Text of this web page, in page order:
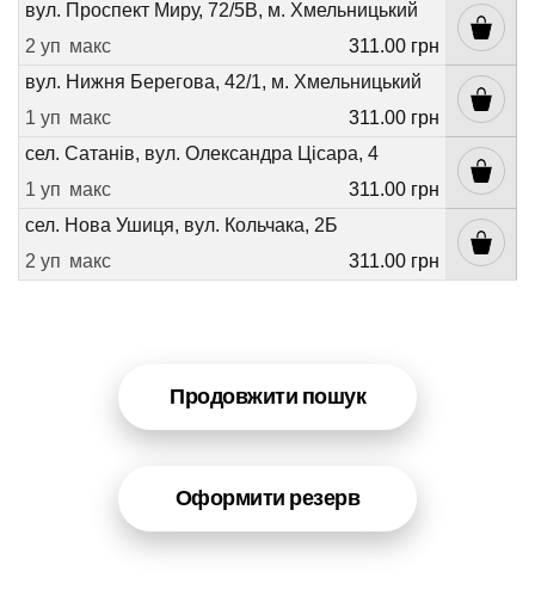
вул. Проспект Миру, 72/5В, м. Хмельницький
2 уп макс
311.00 грн
вул. Нижня Берегова, 42/1, м. Хмельницький
1 уп макс
311.00 грн
сел. Сатанів, вул. Олександра Цісара, 4
1 уп макс
311.00 грн
сел. Нова Ушиця, вул. Кольчака, 2Б
2 уп макс 311.00 грн
Продовжити пошук
Оформити резерв